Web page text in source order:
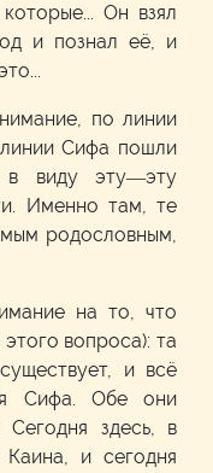
Он взял
и познал её, и
по линии
Сифа пошли
виду эту—эту
Именно там, те
родословным,
на то, что
вопроса): та
и всё
Сифа. Обе они
здесь, в
и сегодня